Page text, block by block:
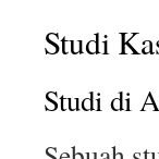
Studi
Studi di